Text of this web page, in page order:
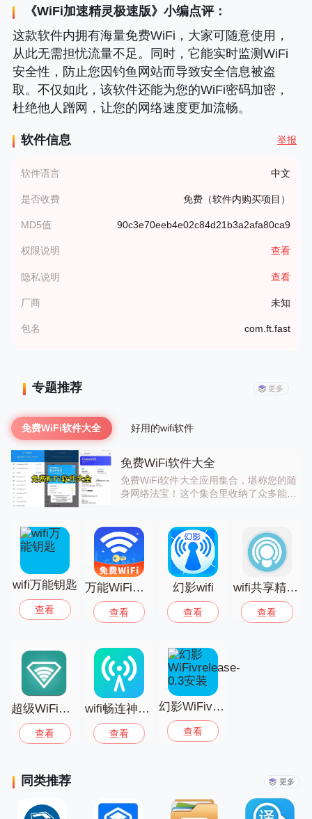
《WiFi加速精灵极速版》小编点评：
这款软件内拥有海量免费WiFi，大家可随意使用，
从此无需担忧流量不足。同时，它能实时监测WiFi
安全性，防止您因钓鱼网站而导致安全信息被盗
取。不仅如此，该软件还能为您的WiFi密码加密，
杜绝他人蹭网，让您的网络速度更加流畅。
软件信息 举报
软件语言 中文
是否收费 免费（软件内购买项目）
MD5值 90c3e70eeb4e02c84d21b3a2afa80ca9
权限说明 查看
隐私说明 查看
厂商 未知
包名 com.ft.fast
专题推荐 更多
免费WiFi软件大全 好用的wifi软件
免费WiFi软件大全
免费WiFi软件大全应用集合，堪称您的随
身网络法宝！这个集合里收纳了众多能够
不管您在什么地方，只需轻轻一键，就能
自动搜寻并连接周围的WiFi，而且还能检
测网速、监测信号强度，甚至强化WiFi信
号，轻松提高上网速度。帮您节省流量、
节约时间，让上网变得更加自由、畅快！
赶快下载，尽情享受随时随地的免费网络
吧！
wifi万能钥匙
查看
万能WiFi天天连
查看
幻影wifi
查看
wifi共享精灵手机版
查看
超级WiFi客户端
查看
wifi畅连神器软件
查看
幻影WiFivrelease-0.3安装
查看
同类推荐 更多